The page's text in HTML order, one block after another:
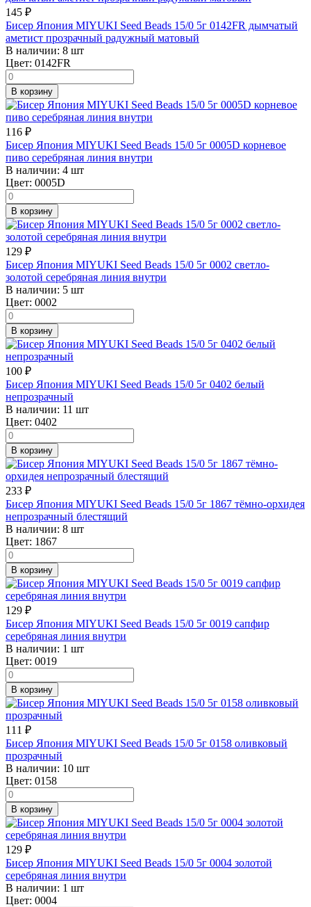
145 ₽
Бисер Япония MIYUKI Seed Beads 15/0 5г 0142FR дымчатый
аметист прозрачный радужный матовый
В наличии: 8 шт
Цвет: 0142FR
В корзину
116 ₽
Бисер Япония MIYUKI Seed Beads 15/0 5г 0005D корневое
пиво серебряная линия внутри
В наличии: 4 шт
Цвет: 0005D
В корзину
129 ₽
Бисер Япония MIYUKI Seed Beads 15/0 5г 0002 светло-
золотой серебряная линия внутри
В наличии: 5 шт
Цвет: 0002
В корзину
100 ₽
Бисер Япония MIYUKI Seed Beads 15/0 5г 0402 белый
непрозрачный
В наличии: 11 шт
Цвет: 0402
В корзину
233 ₽
Бисер Япония MIYUKI Seed Beads 15/0 5г 1867 тёмно-орхидея
непрозрачный блестящий
В наличии: 8 шт
Цвет: 1867
В корзину
129 ₽
Бисер Япония MIYUKI Seed Beads 15/0 5г 0019 сапфир
серебряная линия внутри
В наличии: 1 шт
Цвет: 0019
В корзину
111 ₽
Бисер Япония MIYUKI Seed Beads 15/0 5г 0158 оливковый
прозрачный
В наличии: 10 шт
Цвет: 0158
В корзину
129 ₽
Бисер Япония MIYUKI Seed Beads 15/0 5г 0004 золотой
серебряная линия внутри
В наличии: 1 шт
Цвет: 0004